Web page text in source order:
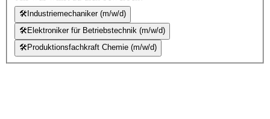
🛠️ Industriemechaniker (m/w/d)
🛠️Elektroniker für Betriebstechnik (m/w/d)
🛠️Produktionsfachkraft Chemie (m/w/d)